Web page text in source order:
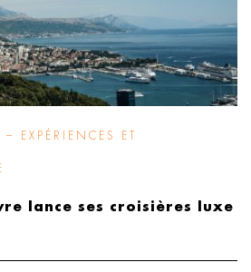
EXPÉRIENCES ET
lance ses croisières luxe